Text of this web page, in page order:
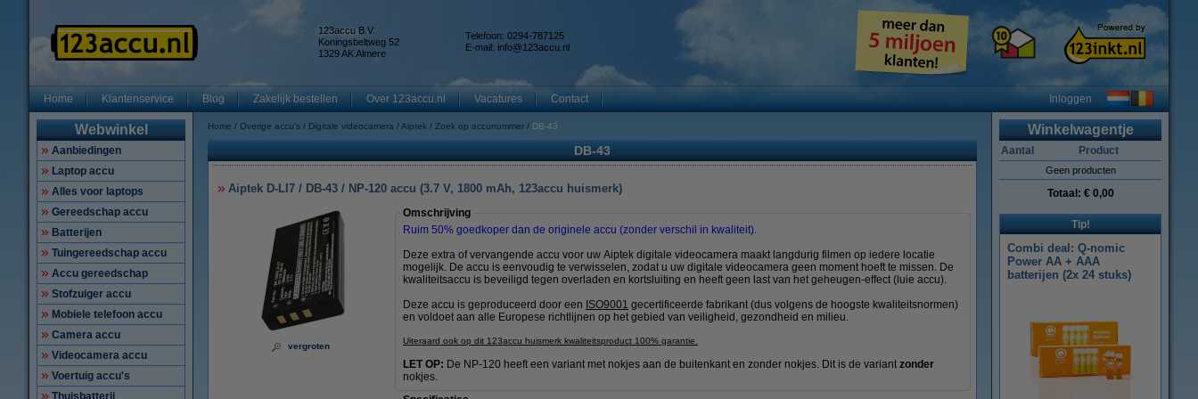
123accu B.V.
Koningsbeltweg 52
1329 AK Almere
Telefoon: 0294-787125
E-mail: info@123accu.nl
Home Klantenservice Blog Zakelijk bestellen Over 123accu.nl Vacatures Contact Inloggen
Webwinkel
Aanbiedingen
Laptop accu
Alles voor laptops
Gereedschap accu
Batterijen
Tuingereedschap accu
Accu gereedschap
Stofzuiger accu
Mobiele telefoon accu
Camera accu
Videocamera accu
Voertuig accu's
Thuisbatterij
Home Overige accu's Digitale videocamera Aiptek Zoek op accunummer DB-43
DB-43
Aiptek D-LI7 / DB-43 / NP-120 accu (3.7 V, 1800 mAh, 123accu huismerk)
vergroten
Omschrijving
Ruim 50% goedkoper dan de originele accu (zonder verschil in kwaliteit).
Deze extra of vervangende accu voor uw Aiptek digitale videocamera maakt langdurig filmen op iedere locatie
mogelijk. De accu is eenvoudig te verwisselen, zodat u uw digitale videocamera geen moment hoeft te missen. De
kwaliteitsaccu is beveiligd tegen overladen en kortsluiting en heeft geen last van het geheugen-effect (luie accu).
Deze accu is geproduceerd door een ISO9001 gecertificeerde fabrikant (dus volgens de hoogste kwaliteitsnormen)
en voldoet aan alle Europese richtlijnen op het gebied van veiligheid, gezondheid en milieu.
Uiteraard ook op dit 123accu huismerk kwaliteitsproduct 100% garantie.
LET OP: De NP-120 heeft een variant met nokjes aan de buitenkant en zonder nokjes. Dit is de variant zonder
nokjes.
Winkelwagentje
Aantal Product
Geen producten
Totaal: € 0,00
Tip!
Combi deal: Q-nomic
Power AA + AAA
batterijen (2x 24 stuks)